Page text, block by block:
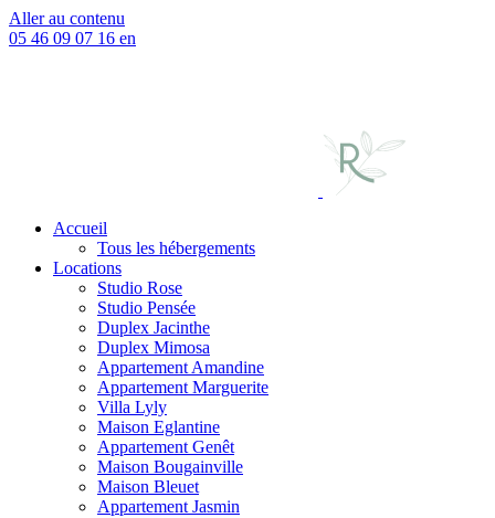
Aller au contenu
05 46 09 07 16 en
Accueil
Tous les hébergements
Locations
Studio Rose
Studio Pensée
Duplex Jacinthe
Duplex Mimosa
Appartement Amandine
Appartement Marguerite
Villa Lyly
Maison Eglantine
Appartement Genêt
Maison Bougainville
Maison Bleuet
Appartement Jasmin